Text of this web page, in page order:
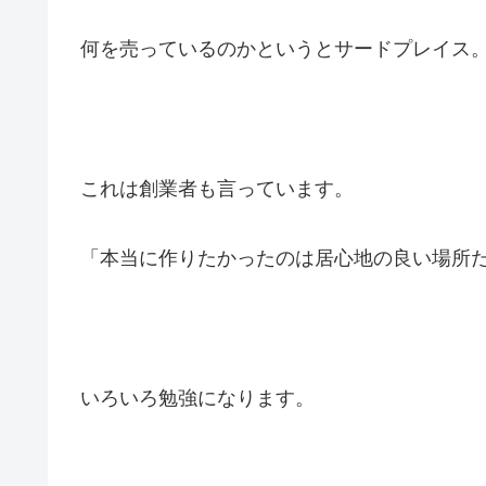
何を売っているのかというとサードプレイス
これは創業者も言っています。
「本当に作りたかったのは居心地の良い場所
いろいろ勉強になります。